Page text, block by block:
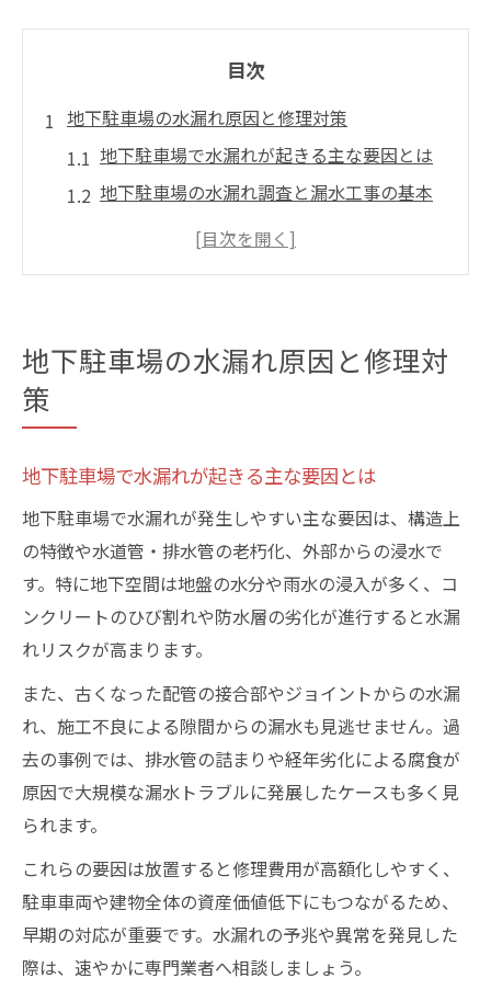
目次
地下駐車場の水漏れ原因と修理対策
地下駐車場で水漏れが起きる主な要因とは
地下駐車場の水漏れ調査と漏水工事の基本
対策
漏水工事を選ぶ際の注意点まとめ
地下駐車場水漏れ対応業者の選び方と比較
漏水工事の見積りで確認すべき重要ポイン
ト
地下駐車場の水漏れ修理業者選定時の注意
点
漏水工事の費用相場と追加費用の見極め方
駐車場地下に強い業者の特徴と見分け方
駐車場地下で水漏れを見つけた時の行動術
地下駐車場で水漏れ発見時の初動対応方法
水漏れ発見後に行うべき漏水工事の流れ
地下駐車場で水漏れ箇所を特定するポイン
ト
緊急時の駐車場地下水漏れ対応マニュアル
地下駐車場の水漏れ原因と修理対
策
地下駐車場で水漏れが起きる主な要因とは
地下駐車場で水漏れが発生しやすい主な要因は、構造上
の特徴や水道管・排水管の老朽化、外部からの浸水で
す。特に地下空間は地盤の水分や雨水の浸入が多く、コ
ンクリートのひび割れや防水層の劣化が進行すると水漏
れリスクが高まります。
また、古くなった配管の接合部やジョイントからの水漏
れ、施工不良による隙間からの漏水も見逃せません。過
去の事例では、排水管の詰まりや経年劣化による腐食が
原因で大規模な漏水トラブルに発展したケースも多く見
られます。
これらの要因は放置すると修理費用が高額化しやすく、
駐車車両や建物全体の資産価値低下にもつながるため、
早期の対応が重要です。水漏れの予兆や異常を発見した
際は、速やかに専門業者へ相談しましょう。